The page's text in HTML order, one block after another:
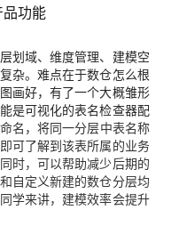
功能
划域、维度管理、建模空
杂。难点在于数仓怎么根
画好，有了一个大概雏形
是可视化的表名检查器配
名，将同一分层中表名称
可了解到该表所属的业务
时，可以帮助减少后期的
自定义新建的数仓分层均
学来讲，建模效率会提升